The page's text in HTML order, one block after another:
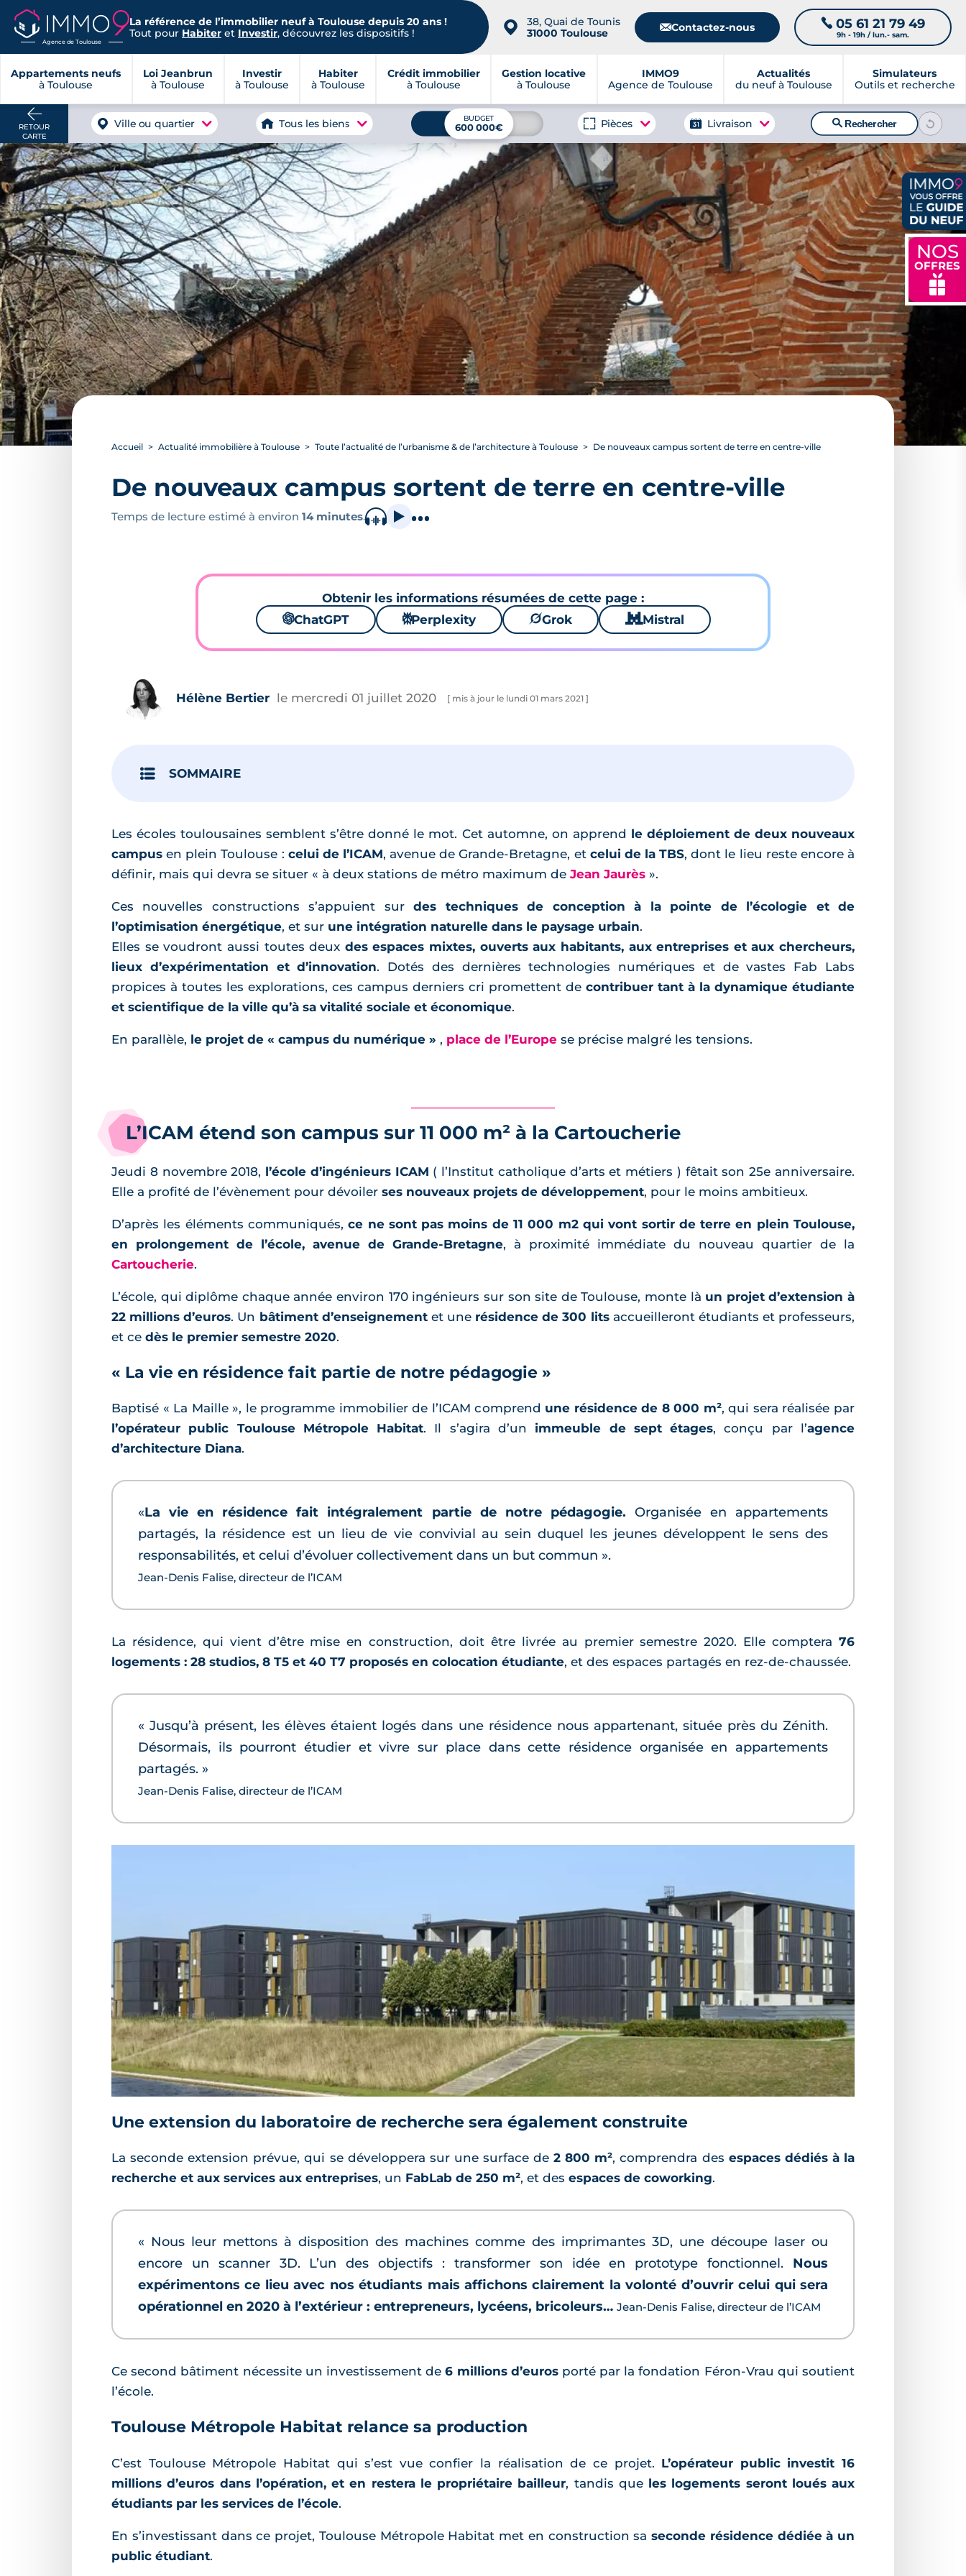
Agence de Toulouse
La référence de l’immobilier neuf à Toulouse depuis 20 ans !
Tout pour Habiter et Investir, découvrez les dispositifs ! 📍
38, Quai de Tounis
31000 Toulouse
📧Contactez-nous 📞 05 61 21 79 49
9h - 19h / lun.- sam.
Appartements neufs
à Toulouse
Loi Jeanbrun
à Toulouse
Investir
à Toulouse
Habiter
à Toulouse
Crédit immobilier
à Toulouse
Gestion locative
à Toulouse
IMMO9
Agence de Toulouse
Actualités
du neuf à Toulouse
Simulateurs
Outils et recherche
NOS
OFFRES
🎁
RETOUR
CARTE
Ville ou quartier Tous les biens BUDGET
600 000€ Pièces Livraison 🔍Rechercher
Accueil Actualité immobilière à Toulouse Toute l’actualité de l’urbanisme & de l’architecture à Toulouse De nouveaux campus sortent de terre en centre-ville
De nouveaux campus sortent de terre en centre-ville
Temps de lecture estimé à environ 14 minutes.
Obtenir les informations résumées de cette page :
🌌ChatGPT ⚙Perplexity 🪐Grok 🐱 Mistral
Hélène Bertier le mercredi 01 juillet 2020 [ mis à jour le lundi 01 mars 2021 ]
SOMMAIRE
Les écoles toulousaines semblent s’être donné le mot. Cet automne, on apprend le déploiement de deux nouveaux
campusen plein Toulouse : celui de l’ICAM, avenue de Grande-Bretagne, et celui de la TBS, dont le lieu reste encore à
définir, mais qui devra se situer « à deux stations de métro maximum de Jean Jaurès ».
Ces nouvelles constructions s’appuient surdes techniques de conception à la pointe de l’écologie et de
l’optimisation énergétique, et sur une intégration naturelle dans le paysage urbain.
Elles se voudront aussi toutes deux des espaces mixtes, ouverts aux habitants, aux entreprises et aux chercheurs,
lieux d’expérimentation et d’innovation. Dotés des dernières technologies numériques et de vastes Fab Labs
propices à toutes les explorations, ces campus derniers cri promettent de contribuer tant à la dynamique étudiante
et scientifique de la ville qu’à sa vitalité sociale et économique.
En parallèle, le projet de « campus du numérique » , place de l’Europe se précise malgré les tensions.
L’ICAM étend son campus sur 11 000 m² à la Cartoucherie
Jeudi 8 novembre 2018, l’école d’ingénieurs ICAM ( l’Institut catholique d’arts et métiers ) fêtait son 25e anniversaire.
Elle a profité de l’évènement pour dévoiler ses nouveaux projets de développement, pour le moins ambitieux.
D’après les éléments communiqués,ce ne sont pas moins de 11 000 m2 qui vont sortir de terre en plein Toulouse,
en prolongement de l’école, avenue de Grande-Bretagne, à proximité immédiate du nouveau quartier de la
Cartoucherie.
L’école, qui diplôme chaque année environ 170 ingénieurs sur son site de Toulouse, monte là un projet d’extension à
22 millions d’euros. Un bâtiment d’enseignementet une résidence de 300 litsaccueilleront étudiants et professeurs,
et ce dès le premier semestre 2020.
« La vie en résidence fait partie de notre pédagogie »
Baptisé « La Maille », le programme immobilier de l’ICAM comprend une résidence de 8 000 m², qui sera réalisée par
l’opérateur public Toulouse Métropole Habitat. Il s’agira d’un immeuble de sept étages, conçu par l’agence
d’architecture Diana.
«La vie en résidence fait intégralement partie de notre pédagogie. Organisée en appartements
partagés, la résidence est un lieu de vie convivial au sein duquel les jeunes développent le sens des
responsabilités, et celui d’évoluer collectivement dans un but commun ».
Jean-Denis Falise, directeur de l’ICAM
La résidence, qui vient d’être mise en construction, doit être livrée au premier semestre 2020. Elle comptera 76
logements : 28 studios, 8 T5 et 40 T7 proposés en colocation étudiante, et des espaces partagés en rez-de-chaussée.
« Jusqu’à présent, les élèves étaient logés dans une résidence nous appartenant, située près du Zénith.
Désormais, ils pourront étudier et vivre sur place dans cette résidence organisée en appartements
partagés. »
Jean-Denis Falise, directeur de l’ICAM
Une extension du laboratoire de recherche sera également construite
La seconde extension prévue, qui se développera sur une surface de2 800 m², comprendra des espaces dédiés à la
recherche et aux services aux entreprises, un FabLab de 250 m², et des espaces de coworking.
« Nous leur mettons à disposition des machines comme des imprimantes 3D, une découpe laser ou
encore un scanner 3D. L’un des objectifs : transformer son idée en prototype fonctionnel. Nous
expérimentons ce lieu avec nos étudiants mais affichons clairement la volonté d’ouvrir celui qui sera
opérationnel en 2020 à l’extérieur : entrepreneurs, lycéens, bricoleurs… Jean-Denis Falise, directeur de l’ICAM
Ce second bâtiment nécessite un investissement de6 millions d’eurosporté par la fondation Féron-Vrau qui soutient
l’école.
Toulouse Métropole Habitat relance sa production
C’est Toulouse Métropole Habitat qui s’est vue confier la réalisation de ce projet. L’opérateur public investit 16
millions d’euros dans l’opération, et en restera le propriétaire bailleur, tandis que les logements seront loués aux
étudiants par les services de l’école.
En s’investissant dans ce projet, Toulouse Métropole Habitat met en construction sa seconde résidence dédiée à un
public étudiant.